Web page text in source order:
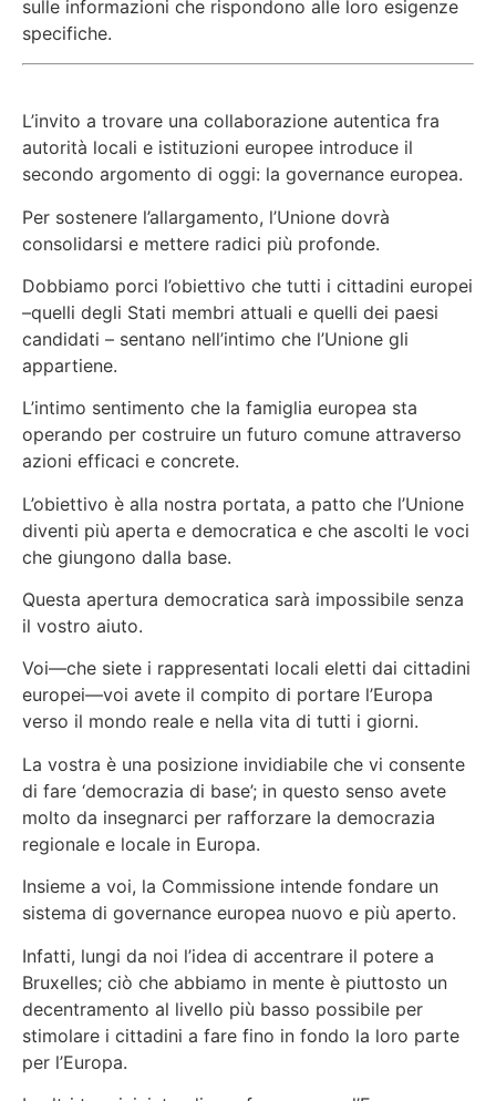
sulle informazioni che rispondono alle loro esigenze
specifiche.
L’invito a trovare una collaborazione autentica fra
autorità locali e istituzioni europee introduce il
secondo argomento di oggi: la governance europea.
Per sostenere l’allargamento, l’Unione dovrà
consolidarsi e mettere radici più profonde.
Dobbiamo porci l’obiettivo che tutti i cittadini europei
–quelli degli Stati membri attuali e quelli dei paesi
candidati – sentano nell’intimo che l’Unione gli
appartiene.
L’intimo sentimento che la famiglia europea sta
operando per costruire un futuro comune attraverso
azioni efficaci e concrete.
L’obiettivo è alla nostra portata, a patto che l’Unione
diventi più aperta e democratica e che ascolti le voci
che giungono dalla base.
Questa apertura democratica sarà impossibile senza
il vostro aiuto.
Voi—che siete i rappresentati locali eletti dai cittadini
europei—voi avete il compito di portare l’Europa
verso il mondo reale e nella vita di tutti i giorni.
La vostra è una posizione invidiabile che vi consente
di fare ‘democrazia di base’; in questo senso avete
molto da insegnarci per rafforzare la democrazia
regionale e locale in Europa.
Insieme a voi, la Commissione intende fondare un
sistema di governance europea nuovo e più aperto.
Infatti, lungi da noi l’idea di accentrare il potere a
Bruxelles; ciò che abbiamo in mente è piuttosto un
decentramento al livello più basso possibile per
stimolare i cittadini a fare fino in fondo la loro parte
per l’Europa.